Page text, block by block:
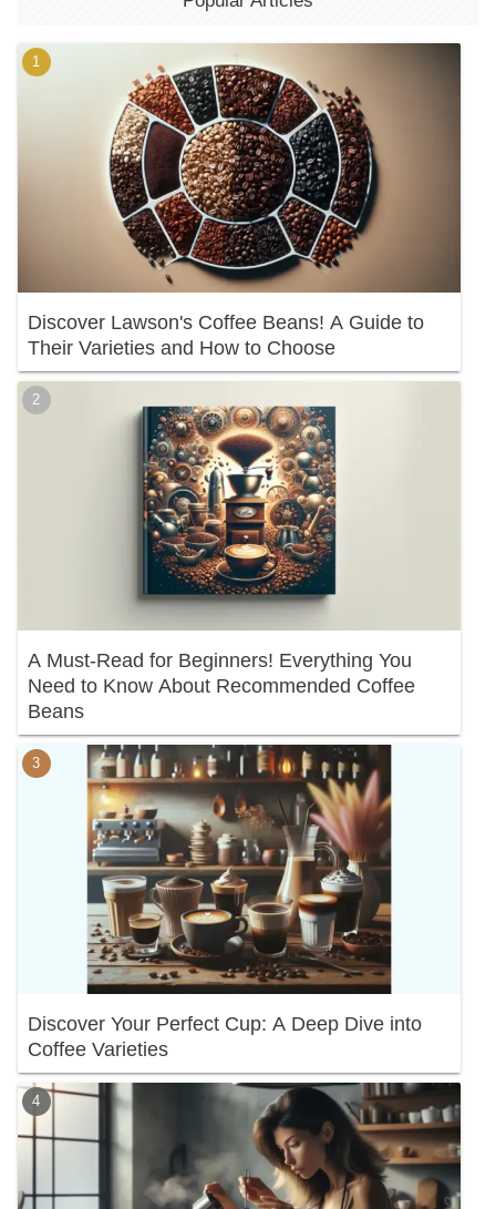
Discover Lawson's Coffee Beans! A Guide to
Their Varieties and How to Choose
A Must-Read for Beginners! Everything You
Need to Know About Recommended Coffee
Beans
Discover Your Perfect Cup: A Deep Dive into
Coffee Varieties